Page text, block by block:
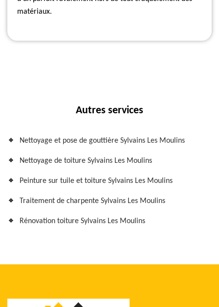
matériaux.
Autres services
Nettoyage et pose de gouttière Sylvains Les Moulins
Nettoyage de toiture Sylvains Les Moulins
Peinture sur tuile et toiture Sylvains Les Moulins
Traitement de charpente Sylvains Les Moulins
Rénovation toiture Sylvains Les Moulins